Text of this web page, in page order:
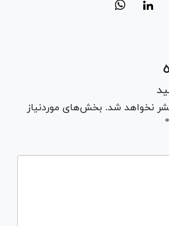
نخواهد شد. بخش‌های موردنیاز